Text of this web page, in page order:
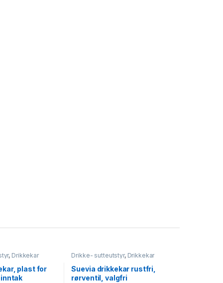
, Drikkekar
plast for
Drikke- sutteutstyr, Drikkekar
Suevia drikkekar rustfri,
rørventil, valgfri